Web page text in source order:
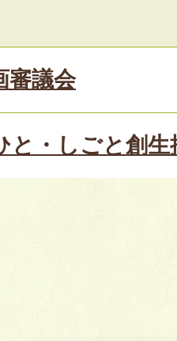
審議会
と・しごと創生